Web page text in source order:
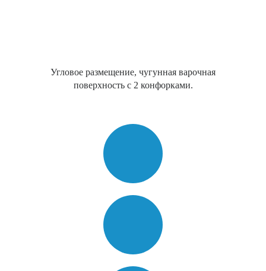
Угловое размещение, чугунная варочная
поверхность с 2 конфорками.